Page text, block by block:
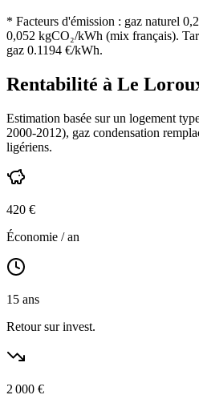
* Facteurs d'émission : gaz naturel
0,052 kgCO₂/kWh (mix français).
gaz 0.1194 €/kWh.
Rentabilité à Le
Estimation basée sur un logement
2000-2012), gaz condensation
ligériens.
420 €
Économie / an
15 ans
Retour sur invest.
2 000 €